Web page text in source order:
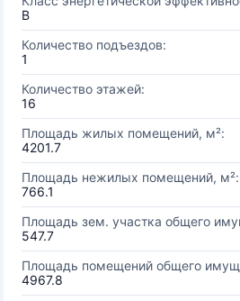
B
Количество подъездов:
1
Количество этажей:
16
Площадь жилых помещений, м²:
4201.7
Площадь нежилых помещений, м²:
766.1
Площадь зем. участка общего
547.7
Площадь помещений общего
4967.8